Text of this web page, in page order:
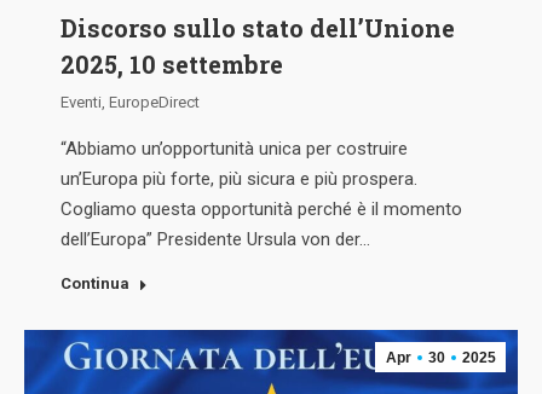
Discorso sullo stato dell’Unione
2025, 10 settembre
Eventi, EuropeDirect
“Abbiamo un’opportunità unica per costruire
un’Europa più forte, più sicura e più prospera.
Cogliamo questa opportunità perché è il momento
dell’Europa” Presidente Ursula von der…
Continua
Apr 30 2025